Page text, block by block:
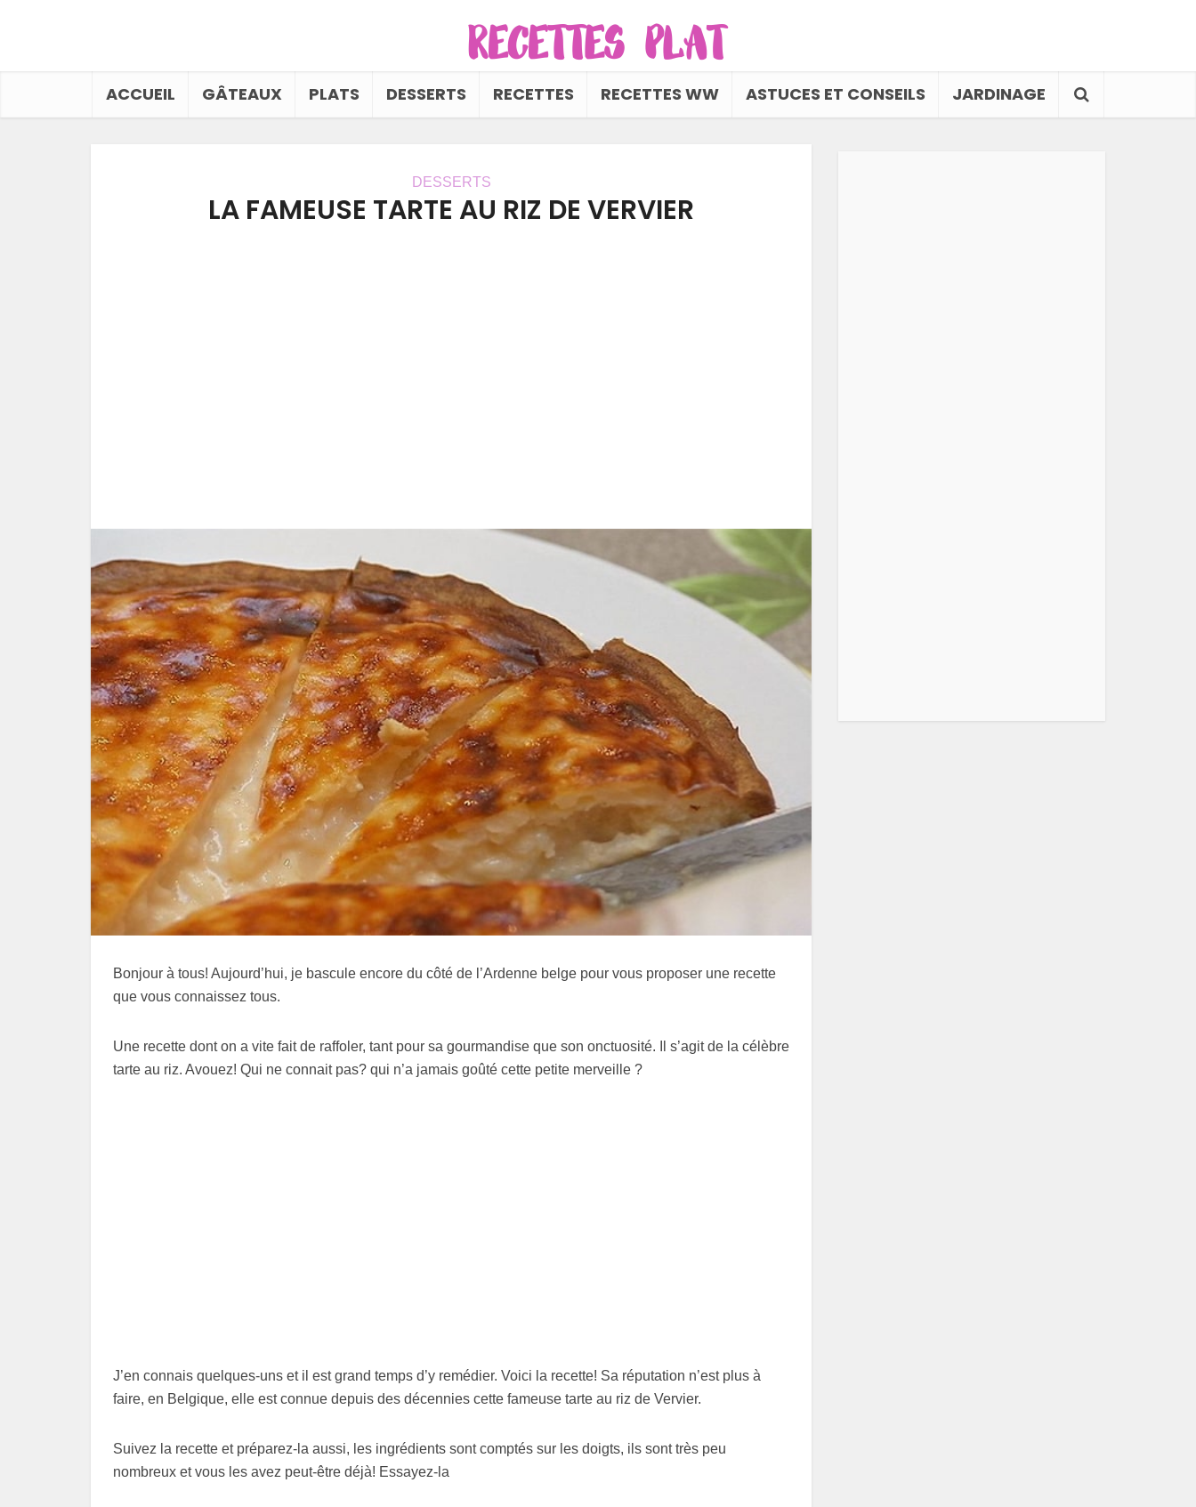
ACCUEIL GÂTEAUX PLATS DESSERTS RECETTES RECETTES WW ASTUCES ET CONSEILS JARDINAGE
DESSERTS
LA FAMEUSE TARTE AU RIZ DE VERVIER
Bonjour à tous! Aujourd’hui, je bascule encore du côté de l’Ardenne belge pour vous proposer une recette
que vous connaissez tous.
Une recette dont on a vite fait de raffoler, tant pour sa gourmandise que son onctuosité. Il s’agit de la célèbre
tarte au riz. Avouez! Qui ne connait pas? qui n’a jamais goûté cette petite merveille ?
J’en connais quelques-uns et il est grand temps d’y remédier. Voici la recette! Sa réputation n’est plus à
faire, en Belgique, elle est connue depuis des décennies cette fameuse tarte au riz de Vervier.
Suivez la recette et préparez-la aussi, les ingrédients sont comptés sur les doigts, ils sont très peu
nombreux et vous les avez peut-être déjà! Essayez-la